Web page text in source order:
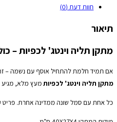
חוות דעת (0)
תיאור
מתקן תליה וינטג' לכפיות – כולל 7 כפיות אספנות מרחבי
אם תמיד חלמת להתחיל אוסף עם נשמה –
מתקן תליה וינטג' לכפיותמעץ מלא,
כל אחת עם סמל שונה ממדינה אחרת. פריט